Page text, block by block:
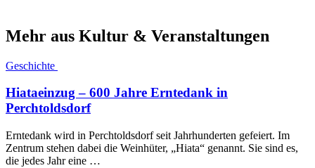
Mehr aus Kultur & Veranstaltungen
Geschichte
Hiataeinzug – 600 Jahre Erntedank in
Perchtoldsdorf
Erntedank wird in Perchtoldsdorf seit Jahrhunderten gefeiert. Im
Zentrum stehen dabei die Weinhüter, „Hiata“ genannt. Sie sind es,
die jedes Jahr eine …